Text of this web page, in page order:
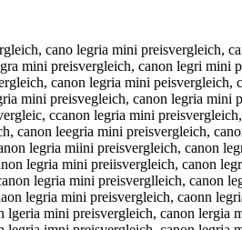
mi i preisvergleich, canon legria mibi preisvergleich, canon legria migi preisvergleich, canon legria mihi preisvergleich, canon legria miji preisvergleich, canon legria mimi preisvergleich, canon legria minu preisvergleich, canon legria minj preisvergleich, canon legria mink preisvergleich, canon legria minl preisvergleich, canon legria mino preisvergleich, canon legria min8 preisvergleich, canon legria min9 preisvergleich, canon legria mini oreisvergleich, canon legria mini lreisvergleich, canon legria mini öreisvergleich, canon legria mini üreisvergleich, canon legria mini 0reisvergleich, canon legria mini ßreisvergleich, canon legria mini peeisvergleich, canon legria mini pdeisvergleich, canon legria mini pfeisvergleich, canon legria mini pgeisvergleich, canon legria mini pteisvergleich, canon legria mini p4eisvergleich, canon legria mini p5eisvergleich, canon legria mini prwisvergleich, canon legria mini prsisvergleich, canon legria mini prdisvergleich, canon legria mini prfisvergleich, canon legria mini prrisvergleich, canon legria mini pr3isvergleich, canon legria mini pr4isvergleich, canon legria mini preusvergleich, canon legria mini prejsvergleich, canon legria mini preksvergleich, canon legria mini prelsvergleich, canon legria mini preosvergleich, canon legria mini pre8svergleich, canon legria mini pre9svergleich, canon legria mini preiqvergleich, canon legria mini preiwvergleich, canon legria mini preievergleich, canon legria mini preizvergleich, canon legria mini preixvergleich, canon legria mini preicvergleich, canon legria mini preis ergleich, canon legria mini preiscergleich, canon legria mini preisdergleich, canon legria mini preisfergleich, canon legria mini preisgergleich, canon legria mini preisbergleich, canon legria mini preisvwrgleich, canon legria mini